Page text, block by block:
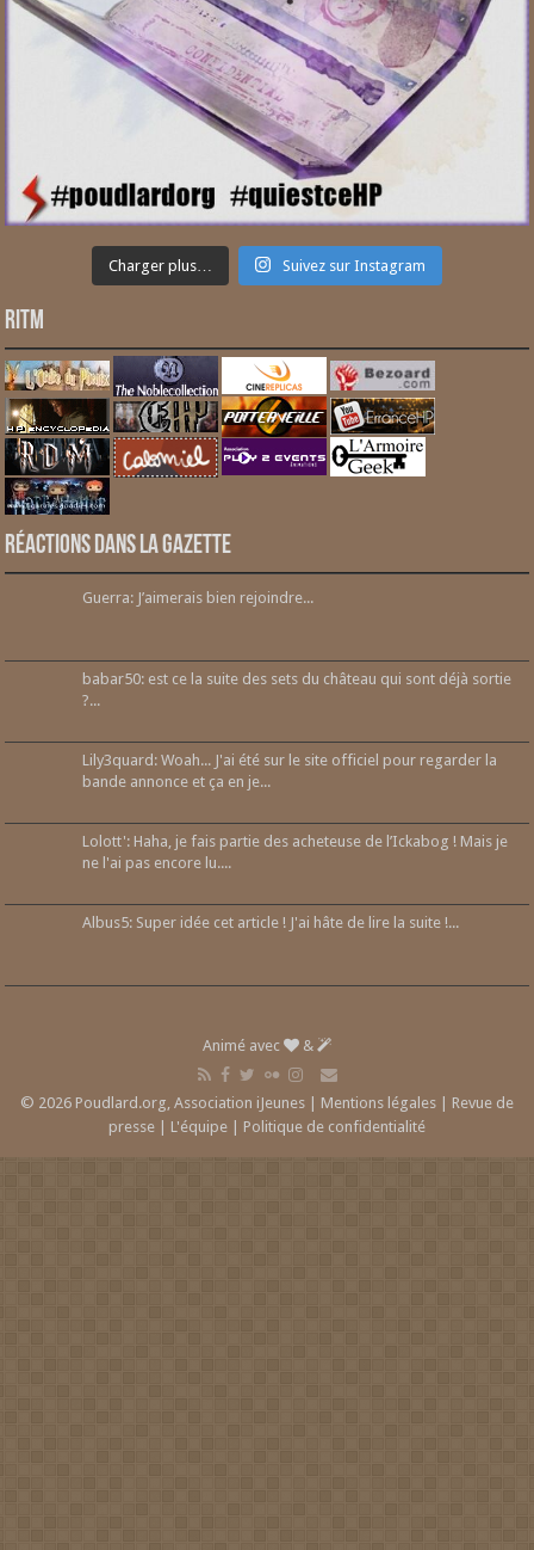
Charger plus… Suivez sur Instagram
RITM
Réactions dans la gazette
Guerra: J’aimerais bien rejoindre...
babar50: est ce la suite des sets du château qui sont déjà sortie
?...
Lily3quard: Woah... J'ai été sur le site officiel pour regarder la
bande annonce et ça en je...
Lolott': Haha, je fais partie des acheteuse de l’Ickabog ! Mais je
ne l'ai pas encore lu....
Albus5: Super idée cet article ! J'ai hâte de lire la suite !...
Animé avec &
© 2026 Poudlard.org, Association iJeunes | Mentions légales | Revue de
presse | L'équipe | Politique de confidentialité